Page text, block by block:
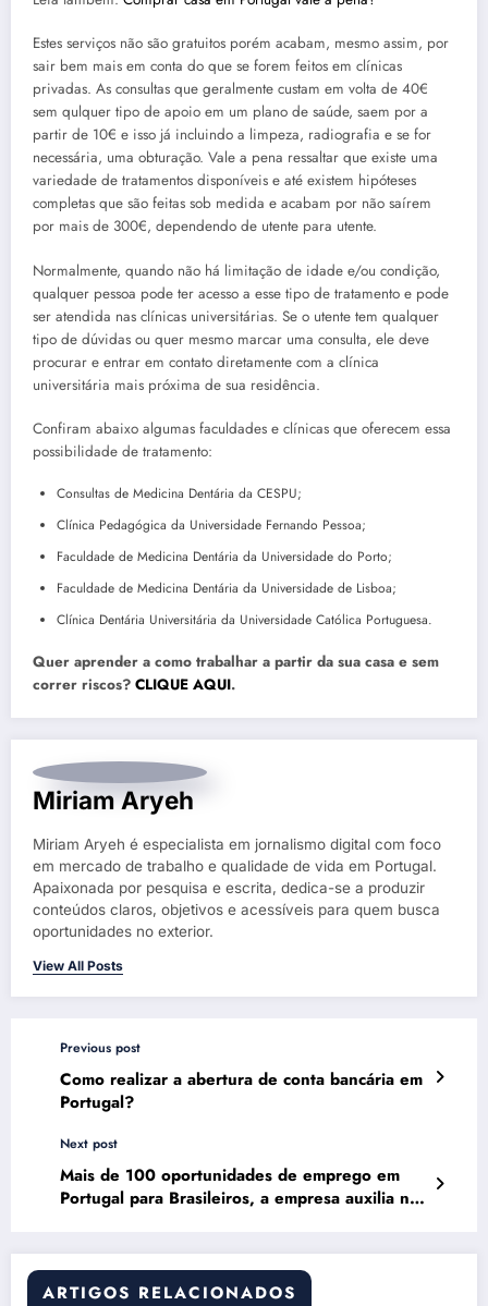
Estes serviços não são gratuitos porém acabam, mesmo assim, por
sair bem mais em conta do que se forem feitos em clínicas
privadas. As consultas que geralmente custam em volta de 40€
sem qulquer tipo de apoio em um plano de saúde, saem por a
partir de 10€ e isso já incluindo a limpeza, radiografia e se for
necessária, uma obturação. Vale a pena ressaltar que existe uma
variedade de tratamentos disponíveis e até existem hipóteses
completas que são feitas sob medida e acabam por não saírem
por mais de 300€, dependendo de utente para utente.
Normalmente, quando não há limitação de idade e/ou condição,
qualquer pessoa pode ter acesso a esse tipo de tratamento e pode
ser atendida nas clínicas universitárias. Se o utente tem qualquer
tipo de dúvidas ou quer mesmo marcar uma consulta, ele deve
procurar e entrar em contato diretamente com a clínica
universitária mais próxima de sua residência.
Confiram abaixo algumas faculdades e clínicas que oferecem essa
possibilidade de tratamento:
Consultas de Medicina Dentária da CESPU;
Clínica Pedagógica da Universidade Fernando Pessoa;
Faculdade de Medicina Dentária da Universidade do Porto;
Faculdade de Medicina Dentária da Universidade de Lisboa;
Clínica Dentária Universitária da Universidade Católica Portuguesa.
Quer aprender a como trabalhar a partir da sua casa e sem
correr riscos? CLIQUE AQUI.
Miriam Aryeh
Miriam Aryeh é especialista em jornalismo digital com foco
em mercado de trabalho e qualidade de vida em Portugal.
Apaixonada por pesquisa e escrita, dedica-se a produzir
conteúdos claros, objetivos e acessíveis para quem busca
oportunidades no exterior.
View All Posts
Previous post
Como realizar a abertura de conta bancária em
Portugal?
Next post
Mais de 100 oportunidades de emprego em
Portugal para Brasileiros, a empresa auxilia no
ARTIGOS RELACIONADOS